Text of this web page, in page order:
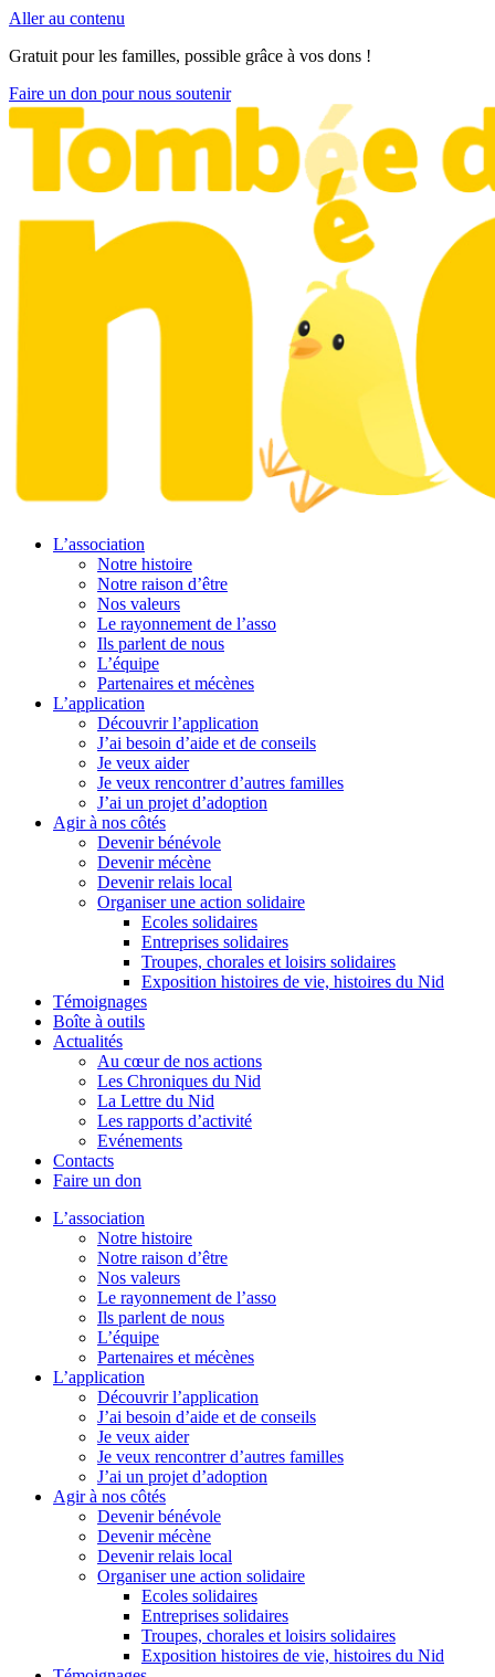
Aller au contenu
Gratuit pour les familles, possible grâce à vos dons !
Faire un don pour nous soutenir
L’association
Notre histoire
Notre raison d’être
Nos valeurs
Le rayonnement de l’asso
Ils parlent de nous
L’équipe
Partenaires et mécènes
L’application
Découvrir l’application
J’ai besoin d’aide et de conseils
Je veux aider
Je veux rencontrer d’autres familles
J’ai un projet d’adoption
Agir à nos côtés
Devenir bénévole
Devenir mécène
Devenir relais local
Organiser une action solidaire
Ecoles solidaires
Entreprises solidaires
Troupes, chorales et loisirs solidaires
Exposition histoires de vie, histoires du Nid
Témoignages
Boîte à outils
Actualités
Au cœur de nos actions
Les Chroniques du Nid
La Lettre du Nid
Les rapports d’activité
Evénements
Contacts
Faire un don
L’association
Notre histoire
Notre raison d’être
Nos valeurs
Le rayonnement de l’asso
Ils parlent de nous
L’équipe
Partenaires et mécènes
L’application
Découvrir l’application
J’ai besoin d’aide et de conseils
Je veux aider
Je veux rencontrer d’autres familles
J’ai un projet d’adoption
Agir à nos côtés
Devenir bénévole
Devenir mécène
Devenir relais local
Organiser une action solidaire
Ecoles solidaires
Entreprises solidaires
Troupes, chorales et loisirs solidaires
Exposition histoires de vie, histoires du Nid